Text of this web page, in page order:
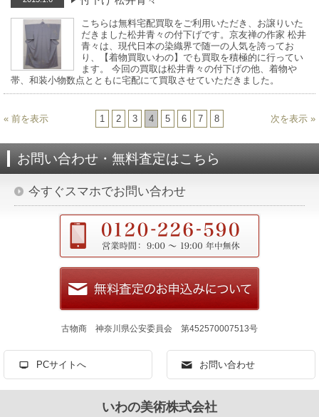
こちらは無料宅配買取をご利用いただき、お譲りいた
だきました松井青々の付下げです。京友禅の作家 松井
青々は、現代日本の染織界で随一の人気を誇ってお
り、【着物買取いわの】でも買取を積極的に行ってい
ます。 今回の買取は松井青々の付下げの他、着物や
帯、和装小物数点とともに宅配にて買取させていただきました。
« 前を表示 1 2 3 4 5 6 7 8 次を表示 »
お問い合わせ・無料査定はこちら
今すぐスマホでお問い合わせ
古物商 神奈川県公安委員会 第452570007513号
PCサイトへ お問い合わせ
いわの美術株式会社